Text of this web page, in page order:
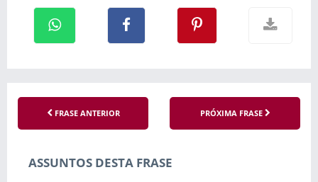
FRASE ANTERIOR PRÓXIMA FRASE
ASSUNTOS DESTA FRASE